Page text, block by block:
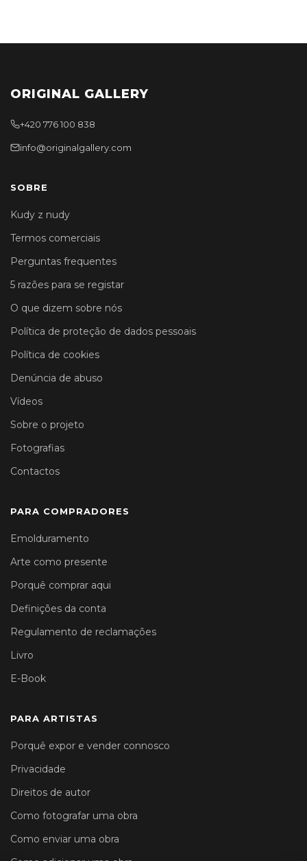
ORIGINAL GALLERY
+420 776 100 838
info@originalgallery.com
SOBRE
Kudy z nudy
Termos comerciais
Perguntas frequentes
5 razões para se registar
O que dizem sobre nós
Política de proteção de dados pessoais
Política de cookies
Denúncia de abuso
Vídeos
Sobre o projeto
Fotografias
Contactos
PARA COMPRADORES
Emolduramento
Arte como presente
Porquê comprar aqui
Definições da conta
Regulamento de reclamações
Livro
E-Book
PARA ARTISTAS
Porquê expor e vender connosco
Privacidade
Direitos de autor
Como fotografar uma obra
Como enviar uma obra